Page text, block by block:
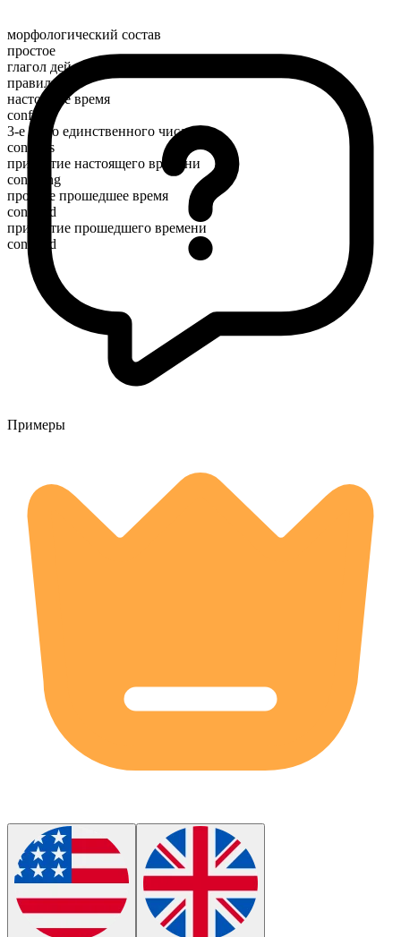
морфологический состав
простое
глагол действия
правильный
настоящее время
confide
3-е лицо единственного числа
confides
причастие настоящего времени
confiding
простое прошедшее время
confided
причастие прошедшего времени
confided
Примеры